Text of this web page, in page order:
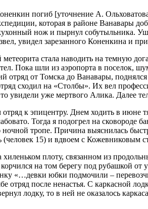
погиб [уточнение А.
которая в районе Ванавары
нож и пырнул собутыльника.
увидел зарезанного Коненкина и
метеорита стала наводить на темную
Пока шли из аэропорта в поселок,
отряд от Томска до Ванавары,
сходил на «Столбы». Их вел
увидели уже мертвого Алика. Далее
отряд к эпицентру. Днем ходить в
Тогда я подогрел на
ночной тропе. Причина выяснилась
(человек 15) и вдвоем с Кожевниковым
хиленьком плоту, связанном из
на том берегу под рубашкой
«…девки юбки подмочили –
отряд после ненастья. С каркасной
лодку, то в ней не оказалось